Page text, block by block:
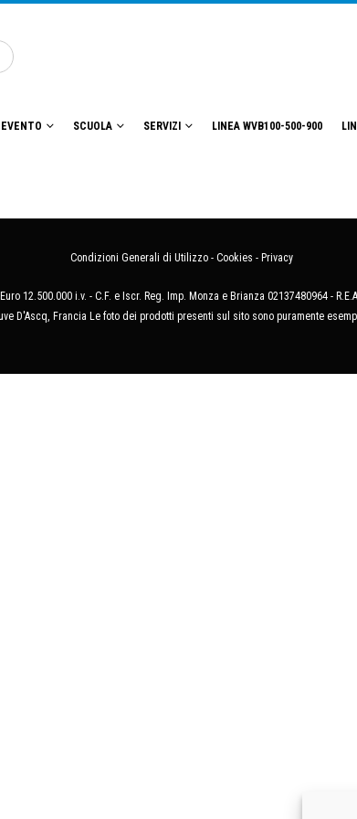
SCUOLA SERVIZI LINEA WVB100-500-900
Condizioni Generali di Utilizzo - Cookies - Privacy
12.500.000 i.v. - C.F. e Iscr. Reg. Imp. Monza e Brianza 02137480964 -
D'Ascq, Francia Le foto dei prodotti presenti sul sito sono puramente